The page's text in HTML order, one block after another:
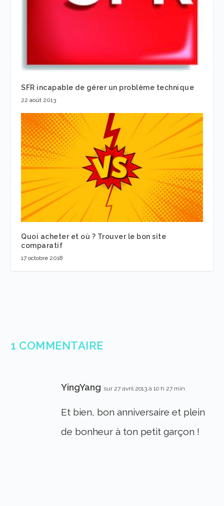
SFR incapable de gérer un problème technique
22 août 2013
Quoi acheter et où ? Trouver le bon site
comparatif
17 octobre 2018
1 COMMENTAIRE
YingYang sur 27 avril 2013 à 10 h 27 min
Et bien, bon anniversaire et plein
de bonheur à ton petit garçon !